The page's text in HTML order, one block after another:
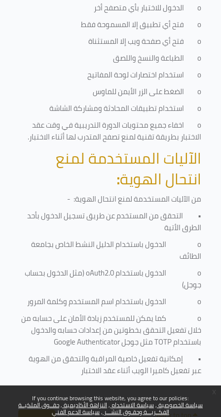
If you continue browsing this website, you agree to our policies:
سياسة الخصوصية سياسة الاستخدام النزاهة الأكاديمية حقــوق الملكيــة
الفكــريـــة وحقـوق النشـــر سياسة الدعم الفني
o
الدخول للاختبار بأي متصفح أخر
o
فتح أي تطبيق إلا المسموحة فقط
o
فتح أي صفحة ويب إلا المستثناة
o
الطباعة والنسخ واللصق
o
استخدام اختصارات لوحة المفاتيح
o
الضغط على الزر الأيمن للماوس
o
استخدام تطبيقات المحادثة ومشاركة الشاشة
o
اخفاء جميع محتويات الدورة التدريبية في وقت عقد
الاختبار بطريقة تقنية لمنع تصفح المتدرب لها أثناء الاختبار.
الآليات المستخدمة لمنع
انتحال الهوية:
من الآليات المستخدمة لمنعانتحال الهوية: -
• التحقق من المستخدم عن طريق تسجيل الدخول بأحد
الطرق الأتية
o
الدخول باستخدام الدليل النشط الخاص بجامعة
الطائف
o
الدخول باستخدامoAuth2.0(مثل الدخول بحساب
جوجل)
o
الدخول باستخدام اسم المستخدم وكلمة المرور
o
كما يمكن للمستخدم زيادة الأمان على حسابه من
خلال تفعيل التحقق بخطوتين من إعدادات حسابه والدخول
باستخدامTOTPمثل جوجلGoogle Authenticator
• إمكانية تفعيل خاصية المراقبة والتحقق من الهوية
عبر تفعيل كاميرا الويب أثناء عقد الاختبار